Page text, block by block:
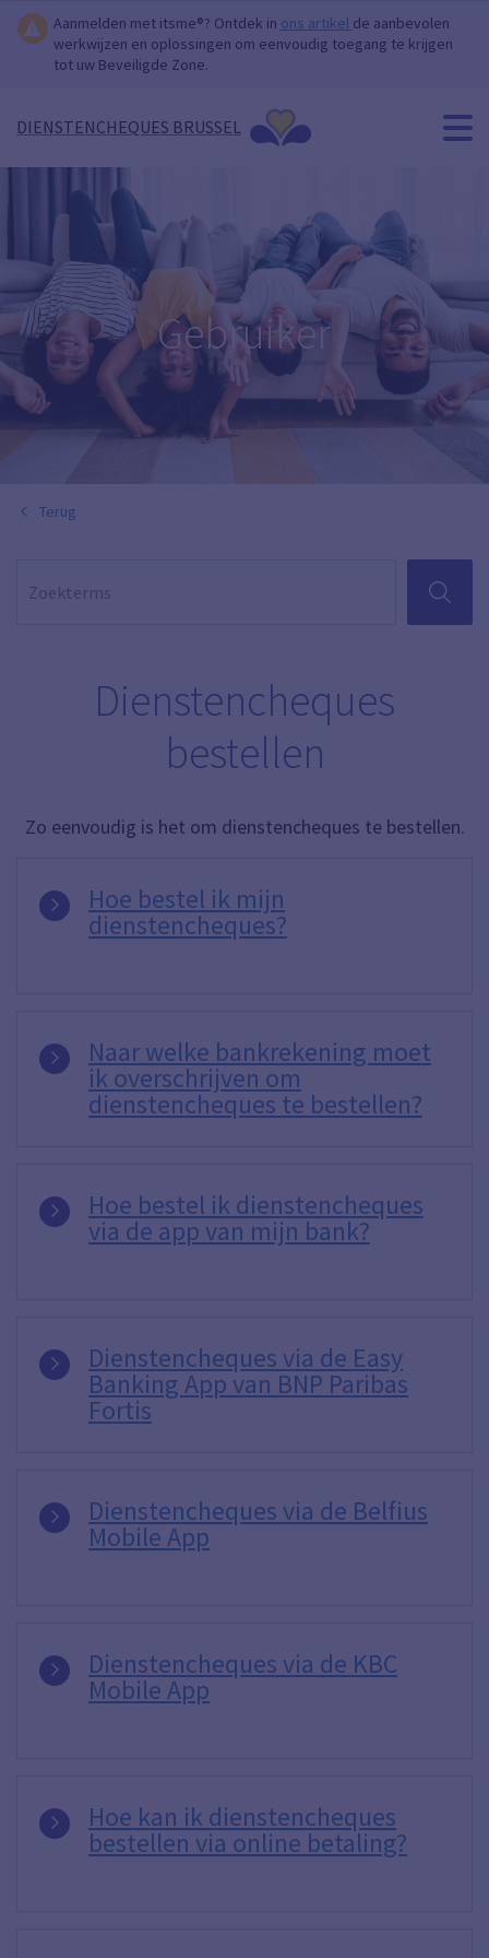
Aanmelden met itsme®? Ontdek in ons artikel de aanbevolen
werkwijzen en oplossingen om eenvoudig toegang te krijgen
tot uw Beveiligde Zone.
DIENSTENCHEQUES BRUSSEL
Gebruiker
Terug
ZOEKEN
Dienstencheques
bestellen
Zo eenvoudig is het om dienstencheques te bestellen.
Hoe bestel ik mijn
dienstencheques?
Naar welke bankrekening moet
ik overschrijven om
dienstencheques te bestellen?
Hoe bestel ik dienstencheques
via de app van mijn bank?
Dienstencheques via de Easy
Banking App van BNP Paribas
Fortis
Dienstencheques via de Belfius
Mobile App
Dienstencheques via de KBC
Mobile App
Hoe kan ik dienstencheques
bestellen via online betaling?